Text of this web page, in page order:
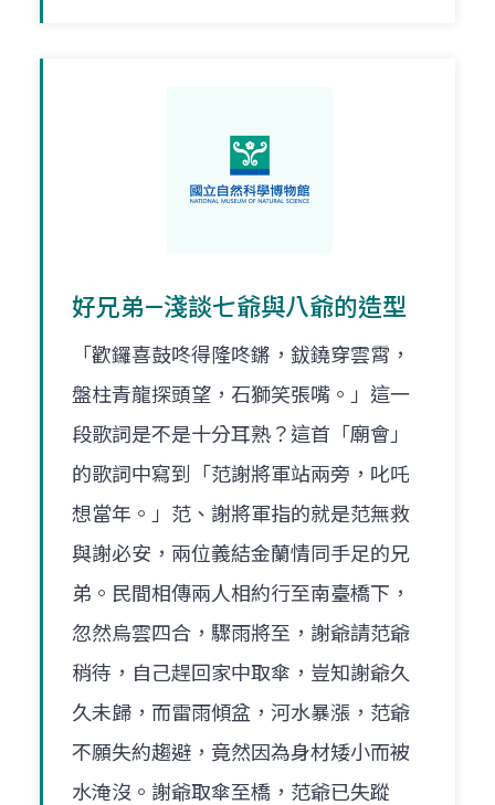
好兄弟—淺談七爺與八爺的造型
「歡鑼喜鼓咚得隆咚鏘，鈸鐃穿雲霄，
盤柱青龍探頭望，石獅笑張嘴。」這一
段歌詞是不是十分耳熟？這首「廟會」
的歌詞中寫到「范謝將軍站兩旁，叱吒
想當年。」范、謝將軍指的就是范無救
與謝必安，兩位義結金蘭情同手足的兄
弟。民間相傳兩人相約行至南臺橋下，
忽然烏雲四合，驟雨將至，謝爺請范爺
稍待，自己趕回家中取傘，豈知謝爺久
久未歸，而雷雨傾盆，河水暴漲，范爺
不願失約趨避，竟然因為身材矮小而被
水淹沒。謝爺取傘至橋，范爺已失蹤